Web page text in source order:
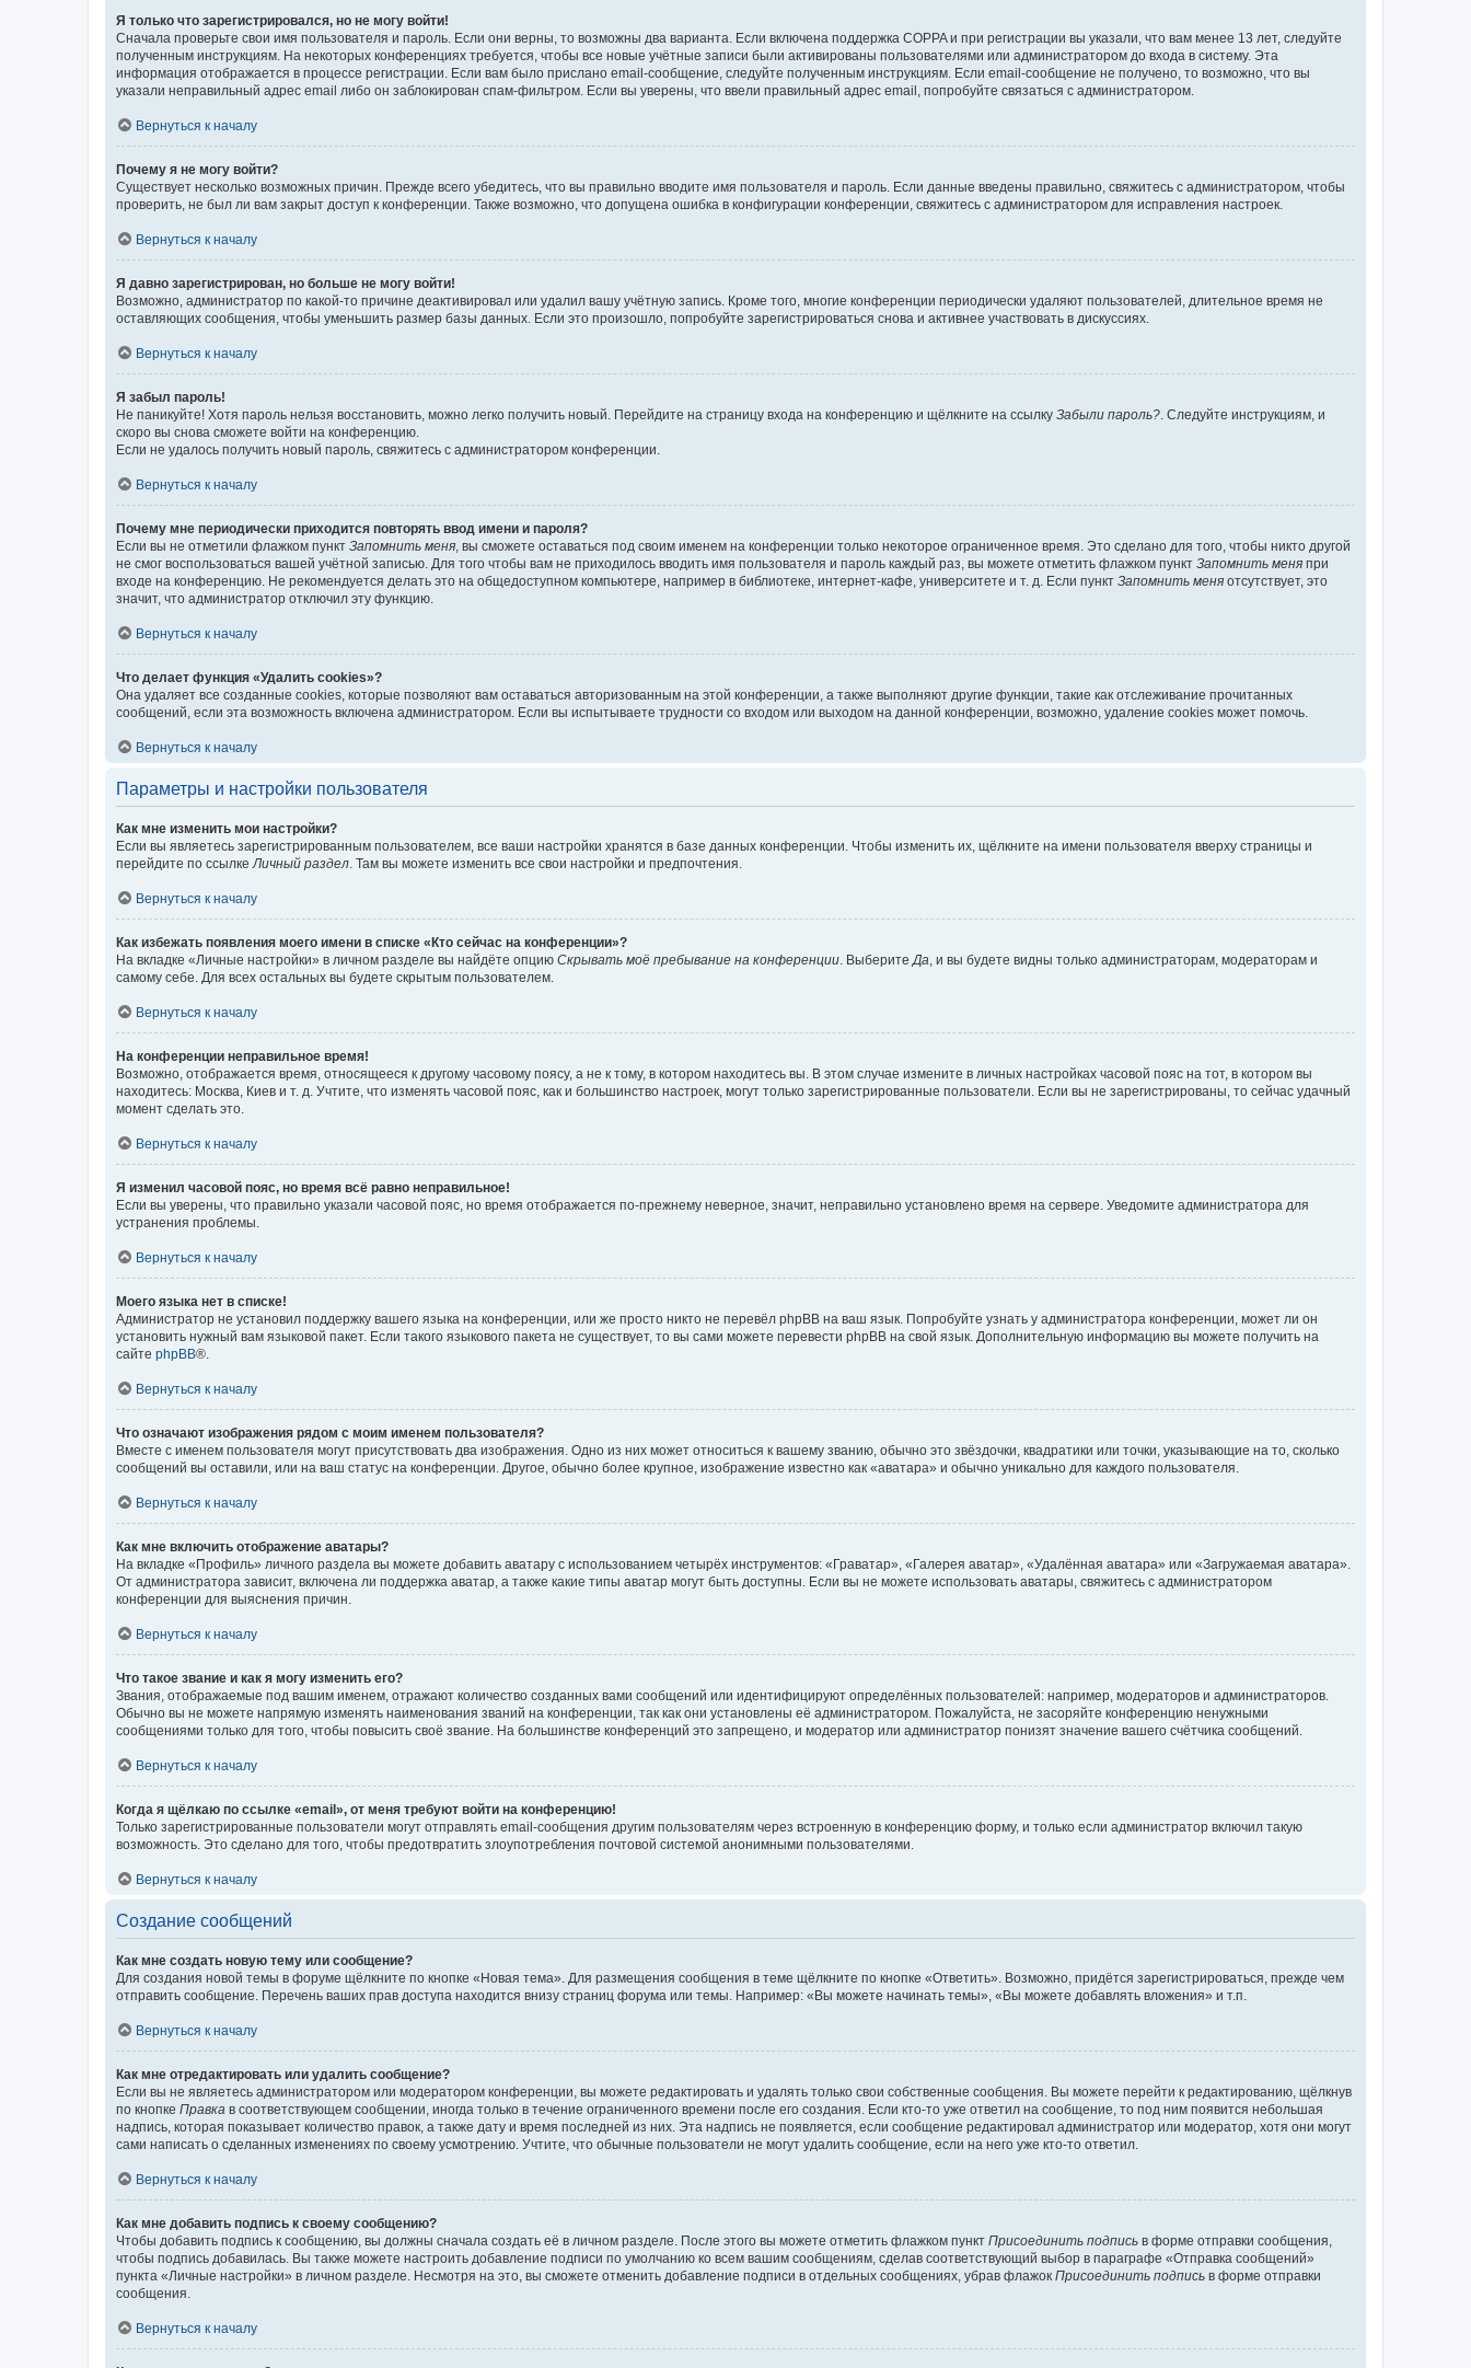
Я только что зарегистрировался, но не могу войти!
Сначала проверьте свои имя пользователя и пароль. Если они верны, то возможны два варианта. Если включена поддержка COPPA и при регистрации вы указали, что вам менее 13 лет, следуйте
полученным инструкциям. На некоторых конференциях требуется, чтобы все новые учётные записи были активированы пользователями или администратором до входа в систему. Эта
информация отображается в процессе регистрации. Если вам было прислано email-сообщение, следуйте полученным инструкциям. Если email-сообщение не получено, то возможно, что вы
указали неправильный адрес email либо он заблокирован спам-фильтром. Если вы уверены, что ввели правильный адрес email, попробуйте связаться с администратором.
Вернуться к началу
Почему я не могу войти?
Существует несколько возможных причин. Прежде всего убедитесь, что вы правильно вводите имя пользователя и пароль. Если данные введены правильно, свяжитесь с администратором, чтобы
проверить, не был ли вам закрыт доступ к конференции. Также возможно, что допущена ошибка в конфигурации конференции, свяжитесь с администратором для исправления настроек.
Вернуться к началу
Я давно зарегистрирован, но больше не могу войти!
Возможно, администратор по какой-то причине деактивировал или удалил вашу учётную запись. Кроме того, многие конференции периодически удаляют пользователей, длительное время не
оставляющих сообщения, чтобы уменьшить размер базы данных. Если это произошло, попробуйте зарегистрироваться снова и активнее участвовать в дискуссиях.
Вернуться к началу
Я забыл пароль!
Не паникуйте! Хотя пароль нельзя восстановить, можно легко получить новый. Перейдите на страницу входа на конференцию и щёлкните на ссылку Забыли пароль? . Следуйте инструкциям, и
скоро вы снова сможете войти на конференцию.
Если не удалось получить новый пароль, свяжитесь с администратором конференции.
Вернуться к началу
Почему мне периодически приходится повторять ввод имени и пароля?
Если вы не отметили флажком пункт Запомнить меня , вы сможете оставаться под своим именем на конференции только некоторое ограниченное время. Это сделано для того, чтобы никто другой
не смог воспользоваться вашей учётной записью. Для того чтобы вам не приходилось вводить имя пользователя и пароль каждый раз, вы можете отметить флажком пункт Запомнить меня при
входе на конференцию. Не рекомендуется делать это на общедоступном компьютере, например в библиотеке, интернет-кафе, университете и т. д. Если пункт Запомнить меня отсутствует, это
значит, что администратор отключил эту функцию.
Вернуться к началу
Что делает функция «Удалить cookies»?
Она удаляет все созданные cookies, которые позволяют вам оставаться авторизованным на этой конференции, а также выполняют другие функции, такие как отслеживание прочитанных
сообщений, если эта возможность включена администратором. Если вы испытываете трудности со входом или выходом на данной конференции, возможно, удаление cookies может помочь.
Вернуться к началу
Параметры и настройки пользователя
Как мне изменить мои настройки?
Если вы являетесь зарегистрированным пользователем, все ваши настройки хранятся в базе данных конференции. Чтобы изменить их, щёлкните на имени пользователя вверху страницы и
перейдите по ссылке Личный раздел . Там вы можете изменить все свои настройки и предпочтения.
Вернуться к началу
Как избежать появления моего имени в списке «Кто сейчас на конференции»?
На вкладке «Личные настройки» в личном разделе вы найдёте опцию Скрывать моё пребывание на конференции . Выберите Да , и вы будете видны только администраторам, модераторам и
самому себе. Для всех остальных вы будете скрытым пользователем.
Вернуться к началу
На конференции неправильное время!
Возможно, отображается время, относящееся к другому часовому поясу, а не к тому, в котором находитесь вы. В этом случае измените в личных настройках часовой пояс на тот, в котором вы
находитесь: Москва, Киев и т. д. Учтите, что изменять часовой пояс, как и большинство настроек, могут только зарегистрированные пользователи. Если вы не зарегистрированы, то сейчас удачный
момент сделать это.
Вернуться к началу
Я изменил часовой пояс, но время всё равно неправильное!
Если вы уверены, что правильно указали часовой пояс, но время отображается по-прежнему неверное, значит, неправильно установлено время на сервере. Уведомите администратора для
устранения проблемы.
Вернуться к началу
Моего языка нет в списке!
Администратор не установил поддержку вашего языка на конференции, или же просто никто не перевёл phpBB на ваш язык. Попробуйте узнать у администратора конференции, может ли он
установить нужный вам языковой пакет. Если такого языкового пакета не существует, то вы сами можете перевести phpBB на свой язык. Дополнительную информацию вы можете получить на
сайте phpBB®.
Вернуться к началу
Что означают изображения рядом с моим именем пользователя?
Вместе с именем пользователя могут присутствовать два изображения. Одно из них может относиться к вашему званию, обычно это звёздочки, квадратики или точки, указывающие на то, сколько
сообщений вы оставили, или на ваш статус на конференции. Другое, обычно более крупное, изображение известно как «аватара» и обычно уникально для каждого пользователя.
Вернуться к началу
Как мне включить отображение аватары?
На вкладке «Профиль» личного раздела вы можете добавить аватару с использованием четырёх инструментов: «Граватар», «Галерея аватар», «Удалённая аватара» или «Загружаемая аватара».
От администратора зависит, включена ли поддержка аватар, а также какие типы аватар могут быть доступны. Если вы не можете использовать аватары, свяжитесь с администратором
конференции для выяснения причин.
Вернуться к началу
Что такое звание и как я могу изменить его?
Звания, отображаемые под вашим именем, отражают количество созданных вами сообщений или идентифицируют определённых пользователей: например, модераторов и администраторов.
Обычно вы не можете напрямую изменять наименования званий на конференции, так как они установлены её администратором. Пожалуйста, не засоряйте конференцию ненужными
сообщениями только для того, чтобы повысить своё звание. На большинстве конференций это запрещено, и модератор или администратор понизят значение вашего счётчика сообщений.
Вернуться к началу
Когда я щёлкаю по ссылке «email», от меня требуют войти на конференцию!
Только зарегистрированные пользователи могут отправлять email-сообщения другим пользователям через встроенную в конференцию форму, и только если администратор включил такую
возможность. Это сделано для того, чтобы предотвратить злоупотребления почтовой системой анонимными пользователями.
Вернуться к началу
Создание сообщений
Как мне создать новую тему или сообщение?
Для создания новой темы в форуме щёлкните по кнопке «Новая тема». Для размещения сообщения в теме щёлкните по кнопке «Ответить». Возможно, придётся зарегистрироваться, прежде чем
отправить сообщение. Перечень ваших прав доступа находится внизу страниц форума или темы. Например: «Вы можете начинать темы», «Вы можете добавлять вложения» и т.п.
Вернуться к началу
Как мне отредактировать или удалить сообщение?
Если вы не являетесь администратором или модератором конференции, вы можете редактировать и удалять только свои собственные сообщения. Вы можете перейти к редактированию, щёлкнув
по кнопке Правка в соответствующем сообщении, иногда только в течение ограниченного времени после его создания. Если кто-то уже ответил на сообщение, то под ним появится небольшая
надпись, которая показывает количество правок, а также дату и время последней из них. Эта надпись не появляется, если сообщение редактировал администратор или модератор, хотя они могут
сами написать о сделанных изменениях по своему усмотрению. Учтите, что обычные пользователи не могут удалить сообщение, если на него уже кто-то ответил.
Вернуться к началу
Как мне добавить подпись к своему сообщению?
Чтобы добавить подпись к сообщению, вы должны сначала создать её в личном разделе. После этого вы можете отметить флажком пункт Присоединить подпись в форме отправки сообщения,
чтобы подпись добавилась. Вы также можете настроить добавление подписи по умолчанию ко всем вашим сообщениям, сделав соответствующий выбор в параграфе «Отправка сообщений»
пункта «Личные настройки» в личном разделе. Несмотря на это, вы сможете отменить добавление подписи в отдельных сообщениях, убрав флажок Присоединить подпись в форме отправки
сообщения.
Вернуться к началу